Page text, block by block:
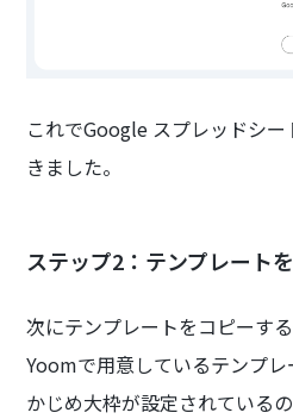
これでGoogle スプレッドシ
きました。
ステップ2：テンプレート
次にテンプレートをコピーする
Yoomで用意しているテンプ
かじめ大枠が設定されている